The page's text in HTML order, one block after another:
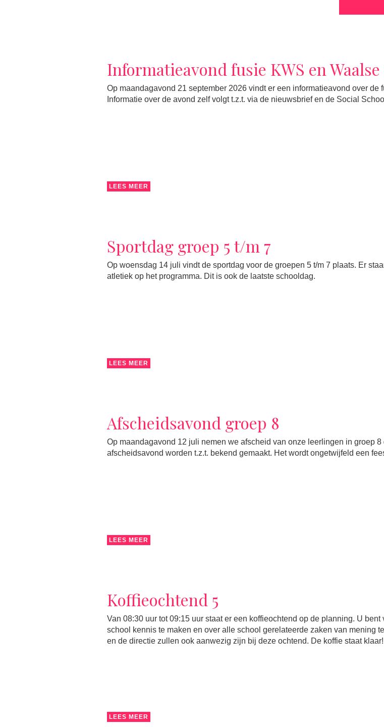
Informatieavond fusie KWS en
Op maandagavond 21 september 2026 vindt er een informatieavond over
Informatie over de avond zelf volgt t.z.t. via de nieuwsbrief en de Social
LEES MEER
Sportdag groep 5 t/m 7
Op woensdag 14 juli vindt de sportdag voor de groepen 5 t/m 7 plaats. Er
atletiek op het programma. Dit is ook de laatste schooldag.
LEES MEER
Afscheidsavond groep 8
Op maandagavond 12 juli nemen we afscheid van onze leerlingen in groep
afscheidsavond worden t.z.t. bekend gemaakt. Het wordt ongetwijfeld een
LEES MEER
Koffieochtend 5
Van 08:30 uur tot 09:15 uur staat er een koffieochtend op de planning. U
school kennis te maken en over alle school gerelateerde zaken van mening
en de directie zullen ook aanwezig zijn bij deze ochtend. De koffie staat klaar!
LEES MEER